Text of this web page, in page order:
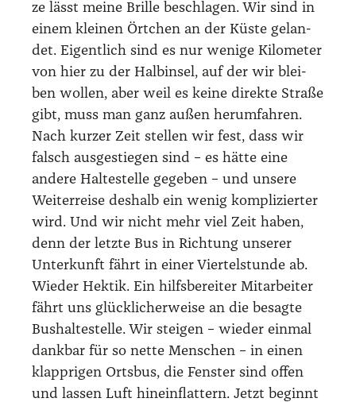
ze lässt mei­ne Bril­le beschla­gen. Wir sind in
einem klei­nen Ört­chen an der Küs­te gelan­
det. Eigent­lich sind es nur weni­ge Kilo­me­ter
von hier zu der Halb­in­sel, auf der wir blei­
ben wol­len, aber weil es kei­ne direk­te Stra­ße
gibt, muss man ganz außen her­um­fah­ren.
Nach kur­zer Zeit stel­len wir fest, dass wir
falsch aus­ge­stie­gen sind – es hät­te eine
ande­re Hal­te­stel­le gege­ben – und unse­re
Wei­ter­rei­se des­halb ein wenig kom­pli­zier­ter
wird. Und wir nicht mehr viel Zeit haben,
denn der letz­te Bus in Rich­tung unse­rer
Unter­kunft fährt in einer Vier­tel­stun­de ab.
Wie­der Hek­tik. Ein hilfs­be­rei­ter Mit­ar­bei­ter
fährt uns glück­li­cher­wei­se an die besag­te
Bus­hal­te­stel­le. Wir stei­gen – wie­der ein­mal
dank­bar für so net­te Men­schen – in einen
klapp­ri­gen Orts­bus, die Fens­ter sind offen
und las­sen Luft hin­e­inflat­tern. Jetzt beginnt